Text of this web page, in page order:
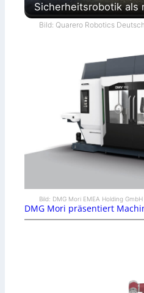
Sicherheitsrobotik als
Bild: Quarero Robotics
Bild: DMG Mori EMEA Holding GmbH
DMG Mori präsentiert